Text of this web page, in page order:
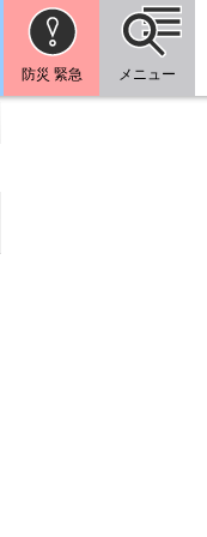
防災 緊急 メニュー